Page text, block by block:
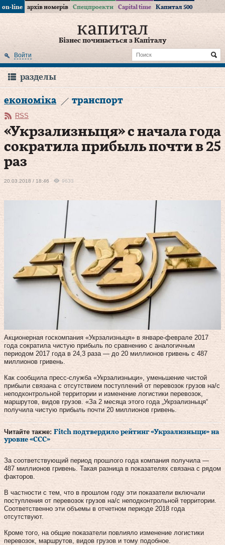
on-line архів номерів Спецпроекти Capital time Капитал 500
Бізнес починається з Капіталу
Войти
разделы
економіка транспорт
RSS
«Укрзализныця» с начала года
сократила прибыль почти в 25
раз
20.03.2018 / 18:46 9633
Акционерная госкомпания «Укрзализныця» в январе-феврале 2017
года сократила чистую прибыль по сравнению с аналогичным
периодом 2017 года в 24,3 раза — до 20 миллионов гривень с 487
миллионов гривень.
Как сообщила пресс-служба «Укрзализныци», уменьшение чистой
прибыли связана с отсутствием поступлений от перевозок грузов на/с
неподконтрольной территории и изменение логистики перевозок,
маршрутов, видов грузов. «За 2 месяца этого года „Укрзализныця“
получила чистую прибыль почти 20 миллионов гривень.
Читайте также: Fitch подтвердило рейтинг «Укрзализныци» на
уровне «ССС»
За соответствующий период прошлого года компания получила —
487 миллионов гривень. Такая разница в показателях связана с рядом
факторов.
В частности с тем, что в прошлом году эти показатели включали
поступления от перевозок грузов на/с неподконтрольной территории.
Соответственно эти объемы в отчетном периоде 2018 года
отсутствуют.
Кроме того, на общие показатели повлияло изменение логистики
перевозок, маршрутов, видов грузов и тому подобное.